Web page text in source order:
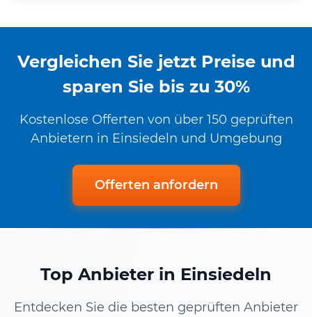
Vergleichen Sie jetzt Preise und
sparen Sie bis zu 30%
Kostenlose Offerten von über 150 geprüften
Anbietern in Einsiedeln und Umgebung
Offerten anfordern
Top Anbieter in Einsiedeln
Entdecken Sie die besten geprüften Anbieter